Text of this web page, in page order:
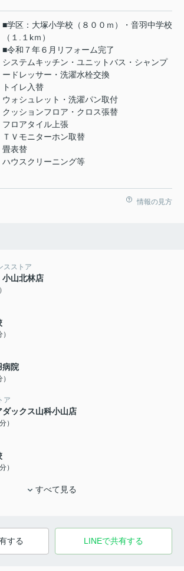
■学区：大塚小学校（８００ｍ）・音羽中学校
（１.１kｍ）
■令和７年６月リフォーム完了
システムキッチン・ユニットバス・シャンプ
ードレッサー・洗濯水栓交換
トイレ入替
ウォシュレット・洗濯パン取付
クッションフロア・クロス張替
フロアタイル上張
ＴＶモニターホン取替
畳表替
ハウスクリーニング等
情報の見方
スストア
山北林店
病院
ア
ダックス山科小山店
）
）
すべて見る
する LINEで共有する